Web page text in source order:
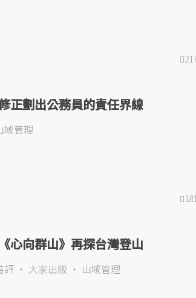
正劃出公務員的責任界線
域管理
心向群山》再探台灣登山
評 大家出版 山域管理